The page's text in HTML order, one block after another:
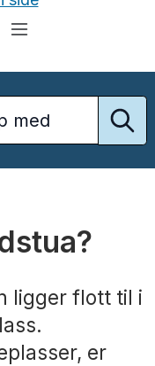
ligger flott til i
er